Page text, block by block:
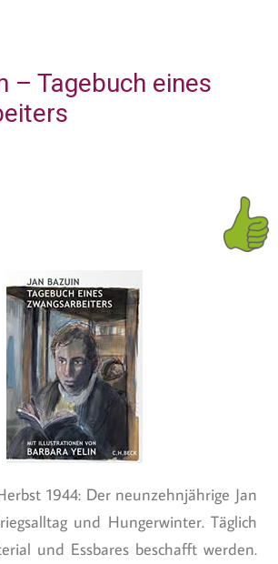
– Tagebuch eines
1944: Der neunzehnjährige Jan
und Hungerwinter. Täglich
und Essbares beschafft werden.